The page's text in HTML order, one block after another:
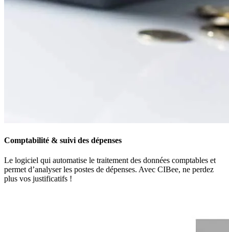
Comptabilité & suivi des dépenses
Le logiciel qui automatise le traitement des données comptables et
permet d’analyser les postes de dépenses. Avec CIBee, ne perdez
plus vos justificatifs !